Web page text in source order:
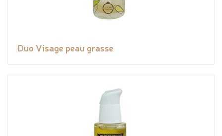
Duo Visage peau grasse